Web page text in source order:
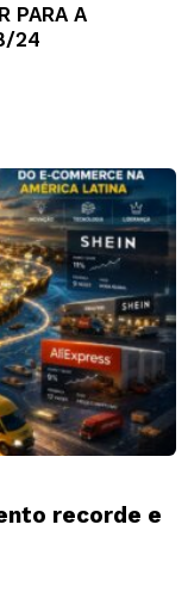
PARA A
24
recorde e